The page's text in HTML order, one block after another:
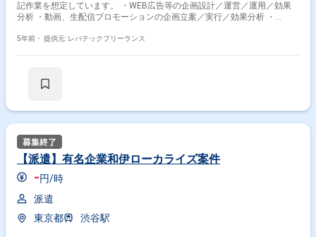
記作業を想定しています。 ・WEB広告等の企画設計／運営／運用／効果
分析 ・動画、生配信プロモーションの企画立案／実行／効果分析 ・
など）の制作ディレクション
5年前・ 提供元: レバテックフリーランス
【派遣】有名企業和伊ローカライズ案件
-円/時
派遣
東京都
渋谷駅